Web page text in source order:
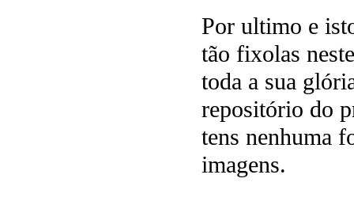
Por ultimo e
tão fixolas
toda a sua
repositório do
tens nenhuma
imagens.